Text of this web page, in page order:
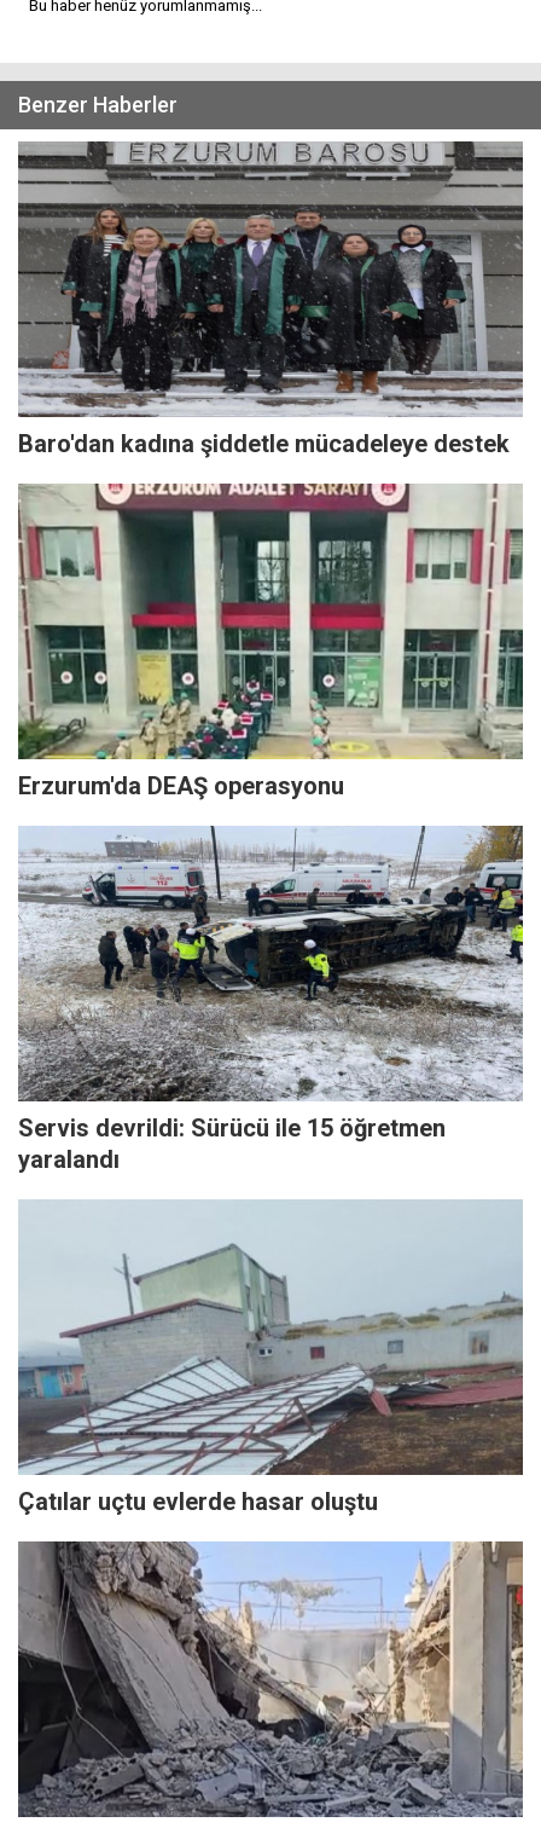
Bu haber henüz yorumlanmamış...
Benzer Haberler
Baro'dan kadına şiddetle mücadeleye destek
Erzurum'da DEAŞ operasyonu
Servis devrildi: Sürücü ile 15 öğretmen
yaralandı
Çatılar uçtu evlerde hasar oluştu